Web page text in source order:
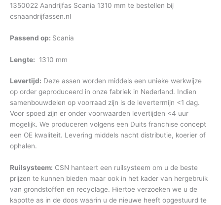
1350022 Aandrijfas Scania 1310 mm te bestellen bij
csnaandrijfassen.nl
Passend op: Scania
Lengte: 1310 mm
Levertijd: Deze assen worden middels een unieke werkwijze
op order geproduceerd in onze fabriek in Nederland. Indien
samenbouwdelen op voorraad zijn is de levertermijn <1 dag.
Voor spoed zijn er onder voorwaarden levertijden <4 uur
mogelijk. We produceren volgens een Duits franchise concept
een OE kwaliteit. Levering middels nacht distributie, koerier of
ophalen.
Ruilsysteem: CSN hanteert een ruilsysteem om u de beste
prijzen te kunnen bieden maar ook in het kader van hergebruik
van grondstoffen en recyclage. Hiertoe verzoeken we u de
kapotte as in de doos waarin u de nieuwe heeft opgestuurd te